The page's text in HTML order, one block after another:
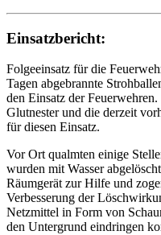
Einsatzbericht:
Folgeeinsatz für die
Tagen abgebrannte
den Einsatz der
Glutnester und die derzeit
für diesen Einsatz.
Vor Ort qualmten einige
wurden mit Wasser
Räumgerät zur Hilfe und
Verbesserung der
Netzmittel in Form von
den Untergrund eindringen